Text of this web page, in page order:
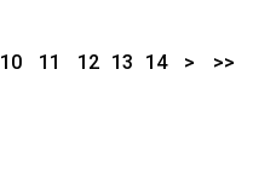
10 11 12 13 14 > >>